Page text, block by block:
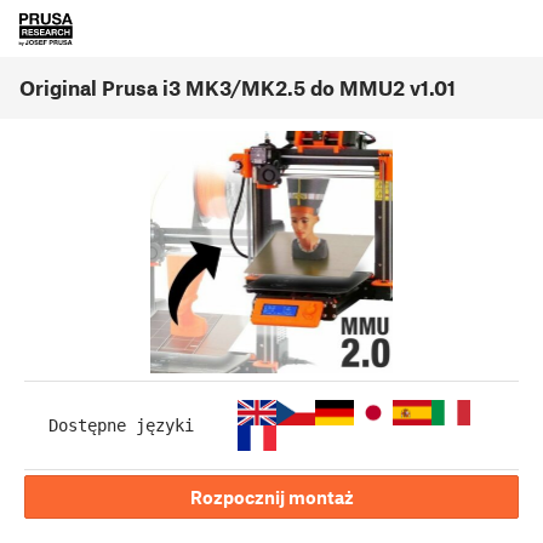
Original Prusa i3 MK3/MK2.5 do MMU2 v1.01
Dostępne języki
Rozpocznij montaż